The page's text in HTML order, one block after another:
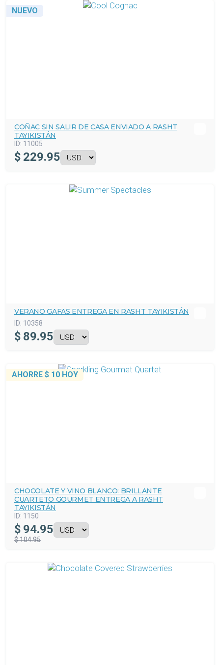
NUEVO
COÑAC SIN SALIR DE CASA ENVIADO A RASHT
TAYIKISTÁN
ID: 11005
$ 229.95
VERANO GAFAS ENTREGA EN RASHT TAYIKISTÁN
ID: 10358
$ 89.95
AHORRE $ 10 HOY
CHOCOLATE Y VINO BLANCO: BRILLANTE
CUARTETO GOURMET ENTREGA A RASHT
TAYIKISTÁN
ID: 1150
$ 94.95
$ 104.95